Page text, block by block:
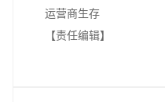
运营商生存
【责任编辑】